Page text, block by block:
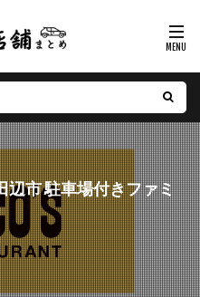
辺市 駐車場付きファミ
宮城県
秋田県
栃木県
群馬県
神奈川県
新潟県
石川県
福井県
三重県
滋賀県
奈良県
和歌山県